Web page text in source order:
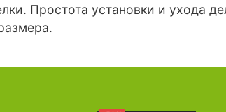
Простота установки и ухода